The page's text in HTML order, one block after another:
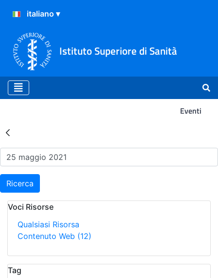
Istituto Superiore di Sanità
Eventi
Risultati della Ricerca -
Ricerca
Voci Risorse
Qualsiasi Risorsa
Contenuto Web (12)
Tag